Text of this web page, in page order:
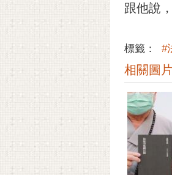
跟他說
標籤： #
相關圖